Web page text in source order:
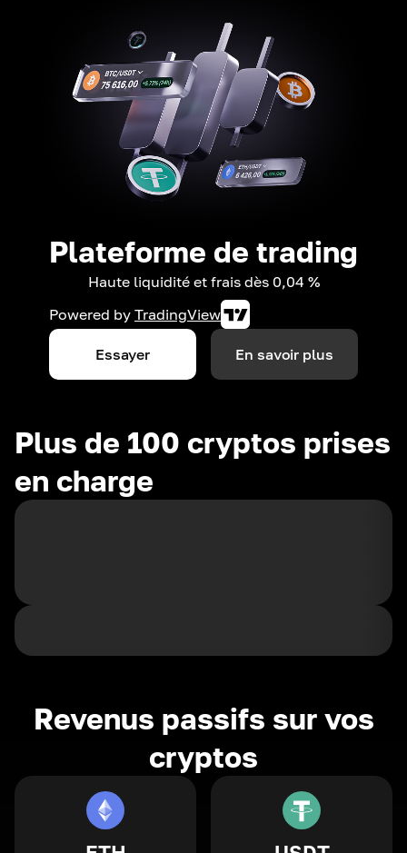
Plateforme de trading
Haute liquidité et frais dès 0,04 %
Powered by TradingView
Essayer En savoir plus
Plus de 100 cryptos prises
en charge
Revenus passifs sur vos
cryptos